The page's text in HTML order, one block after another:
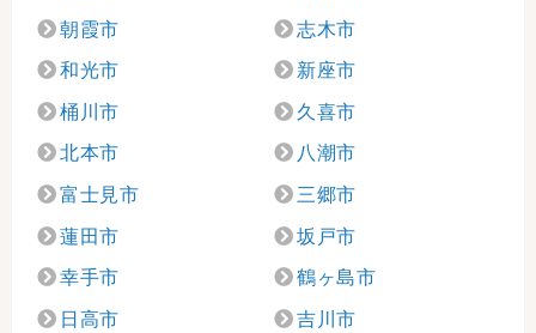
朝霞市 志木市
和光市 新座市
桶川市 久喜市
北本市 八潮市
富士見市 三郷市
蓮田市 坂戸市
幸手市 鶴ヶ島市
日高市 吉川市